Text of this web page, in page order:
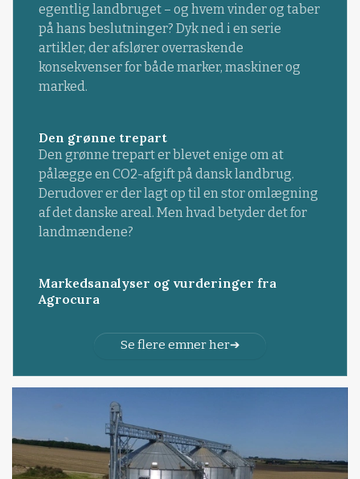
egentlig landbruget – og hvem vinder og taber
på hans beslutninger? Dyk ned i en serie
artikler, der afslører overraskende
konsekvenser for både marker, maskiner og
marked.
Den grønne trepart
Den grønne trepart er blevet enige om at
pålægge en CO2-afgift på dansk landbrug.
Derudover er der lagt op til en stor omlægning
af det danske areal. Men hvad betyder det for
landmændene?
Markedsanalyser og vurderinger fra
Agrocura
Se flere emner her